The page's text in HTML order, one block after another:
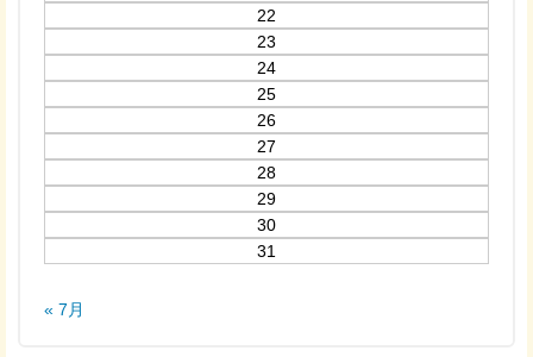
22
23
24
25
26
27
28
29
30
31
« 7月